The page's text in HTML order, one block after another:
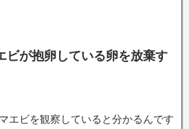
ビが抱卵している卵を放棄す
エビを観察していると分かるんです